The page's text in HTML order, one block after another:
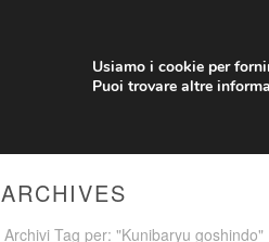
IL CLUB
ARCHIVES
Archivi Tag per: "Kunibaryu goshindo"
Usiamo i cookie per
Puoi trovare altre